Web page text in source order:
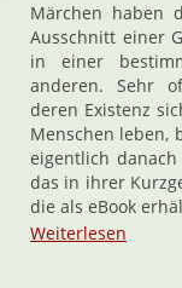
Märchen haben
Ausschnitt einer
in einer
anderen. Sehr
deren Existenz
Menschen leben,
eigentlich
das in ihrer
die als eBook
Weiterlesen